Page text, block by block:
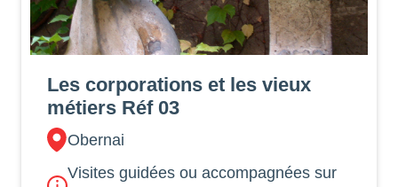
Les corporations et les vieux
métiers Réf 03
Obernai
Visites guidées ou accompagnées sur